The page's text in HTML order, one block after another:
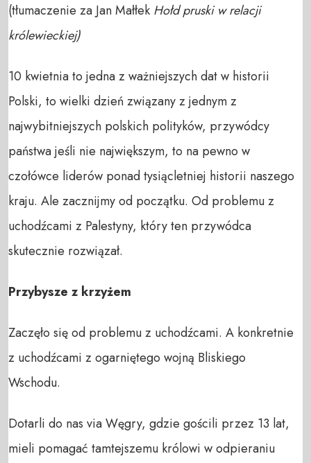
(tłumaczenie za Jan Małłek Hołd pruski w relacji
królewieckiej)
10 kwietnia to jedna z ważniejszych dat w historii
Polski, to wielki dzień związany z jednym z
najwybitniejszych polskich polityków, przywódcy
państwa jeśli nie największym, to na pewno w
czołówce liderów ponad tysiącletniej historii naszego
kraju. Ale zacznijmy od początku. Od problemu z
uchodźcami z Palestyny, który ten przywódca
skutecznie rozwiązał.
Przybysze z krzyżem
Zaczęło się od problemu z uchodźcami. A konkretnie
z uchodźcami z ogarniętego wojną Bliskiego
Wschodu.
Dotarli do nas via Węgry, gdzie gościli przez 13 lat,
mieli pomagać tamtejszemu królowi w odpieraniu